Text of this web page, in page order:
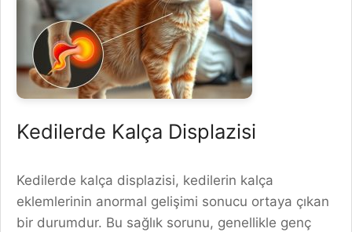
Kedilerde Kalça Displazisi
Kedilerde kalça displazisi, kedilerin kalça
eklemlerinin anormal gelişimi sonucu ortaya çıkan
bir durumdur. Bu sağlık sorunu, genellikle genç